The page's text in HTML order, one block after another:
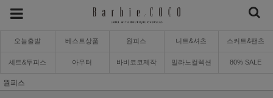
오늘출발 베스트상품 원피스 니트&셔츠 스커트&팬츠
세트&투피스 아우터 바비코코제작 밀라노컬렉션 80% SALE
원피스